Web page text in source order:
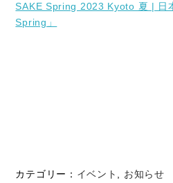
SAKE Spring 2023 Kyoto 夏 | 日
Spring」
カテゴリー： イベント , お知らせ